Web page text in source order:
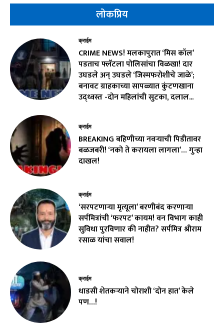
लोकप्रिय
क्राईम
CRIME NEWS! मलकापुरात ‘मिस कॉल’
पडताच फ्लॅटला पोलिसांचा विळखा! दार
उघडले अन् उघडले ‘जिस्मफरोशीचे जाळे’;
बनावट ग्राहकाच्या सापळ्यात कुंटणखाना
उद्ध्वस्त -दोन महिलांची सुटका, दलाल...
क्राईम
BREAKING बहिणीच्या नवऱ्याची पिडीतावर
बळजबरी! ‘नको ते करायला लागला’… गुन्हा
दाखल!
क्राईम
‘सरपटणाऱ्या मृत्यूला’ बरणीबंद करणाऱ्या
सर्पमित्रांची ‘फरपट’ कायम! वन विभाग काही
सुविधा पुरविणार की नाहीत? सर्पमित्र श्रीराम
रसाळ यांचा सवाल!
क्राईम
धाडसी शेतकऱ्याने चोराशी ‘दोन हात’ केले
पण…!